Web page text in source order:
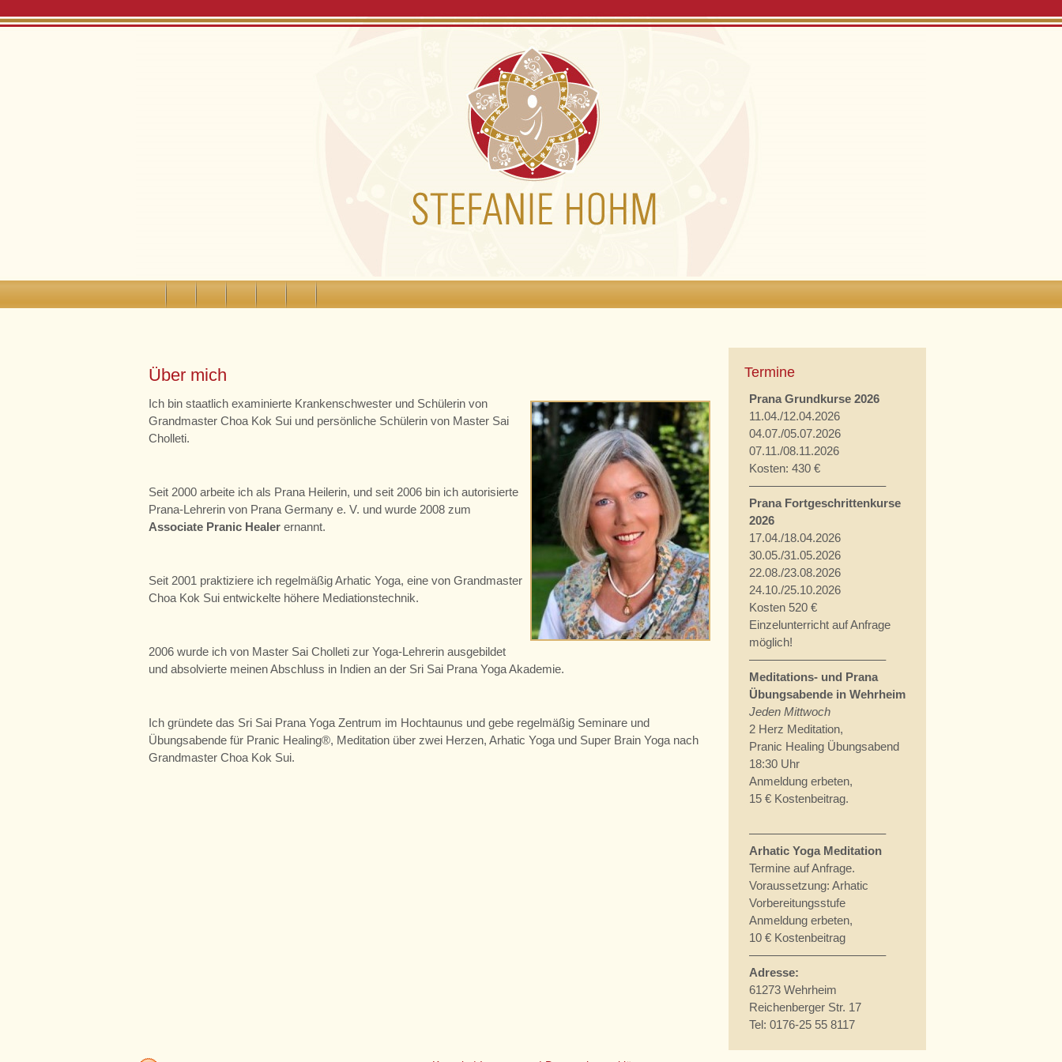
Über mich
Ich bin staatlich examinierte Krankenschwester und Schülerin von
Grandmaster Choa Kok Sui und persönliche Schülerin von Master Sai
Cholleti.
Seit 2000 arbeite ich als Prana Heilerin, und seit 2006 bin ich autorisierte
Prana-Lehrerin von Prana Germany e. V. und wurde 2008 zum
Associate Pranic Healer ernannt.
Seit 2001 praktiziere ich regelmäßig Arhatic Yoga, eine von Grandmaster
Choa Kok Sui entwickelte höhere Mediationstechnik.
2006 wurde ich von Master Sai Cholleti zur Yoga-Lehrerin ausgebildet
und absolvierte meinen Abschluss in Indien an der Sri Sai Prana Yoga Akademie.
Ich gründete das Sri Sai Prana Yoga Zentrum im Hochtaunus und gebe regelmäßig Seminare und
Übungsabende für Pranic Healing®, Meditation über zwei Herzen, Arhatic Yoga und Super Brain Yoga nach
Grandmaster Choa Kok Sui.
Termine
Prana Grundkurse 2026
11.04./12.04.2026
04.07./05.07.2026
07.11./08.11.2026
Kosten: 430 €
———————————–
Prana Fortgeschrittenkurse
2026
17.04./18.04.2026
30.05./31.05.2026
22.08./23.08.2026
24.10./25.10.2026
Kosten 520 €
Einzelunterricht auf Anfrage
möglich!
———————————–
Meditations- und Prana
Übungsabende in Wehrheim
Jeden Mittwoch
2 Herz Meditation,
Pranic Healing Übungsabend
18:30 Uhr
Anmeldung erbeten,
15 € Kostenbeitrag.
———————————–
Arhatic Yoga Meditation
Termine auf Anfrage.
Voraussetzung: Arhatic
Vorbereitungsstufe
Anmeldung erbeten,
10 € Kostenbeitrag
———————————–
Adresse:
61273 Wehrheim
Reichenberger Str. 17
Tel: 0176-25 55 8117